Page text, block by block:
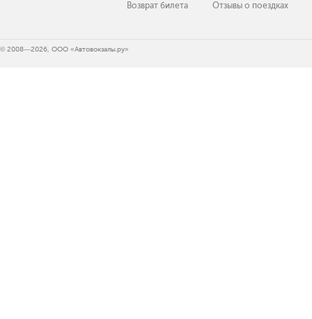
Возврат билета
Отзывы о поездках
© 2008—2026, ООО «Автовокзалы.ру»